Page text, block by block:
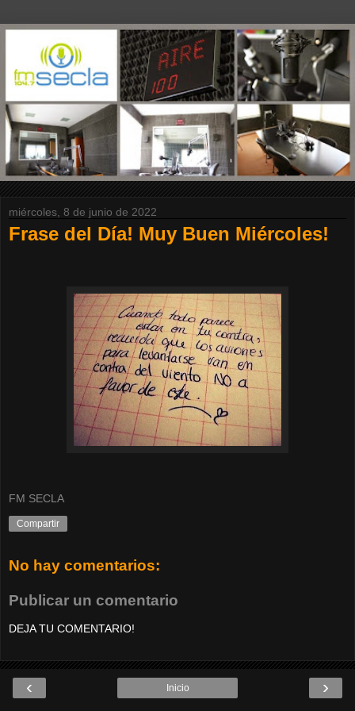
miércoles, 8 de junio de 2022
Frase del Día! Muy Buen Miércoles!
FM SECLA
Compartir
No hay comentarios:
Publicar un comentario
DEJA TU COMENTARIO!
‹ ›
Inicio